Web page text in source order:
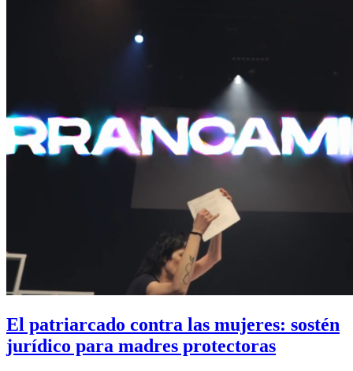
El patriarcado contra las mujeres: sostén
jurídico para madres protectoras